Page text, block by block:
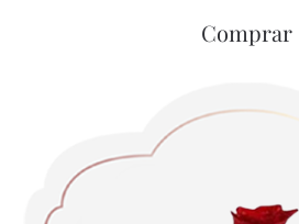
Comprar